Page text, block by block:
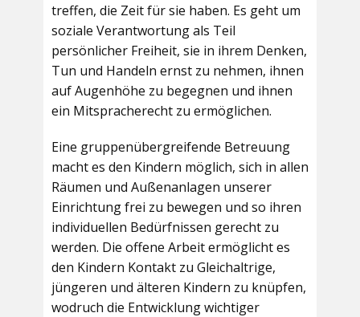
treffen, die Zeit für sie haben. Es geht um
soziale Verantwortung als Teil
persönlicher Freiheit, sie in ihrem Denken,
Tun und Handeln ernst zu nehmen, ihnen
auf Augenhöhe zu begegnen und ihnen
ein Mitspracherecht zu ermöglichen.
Eine gruppenübergreifende Betreuung
macht es den Kindern möglich, sich in allen
Räumen und Außenanlagen unserer
Einrichtung frei zu bewegen und so ihren
individuellen Bedürfnissen gerecht zu
werden. Die offene Arbeit ermöglicht es
den Kindern Kontakt zu Gleichaltrige,
jüngeren und älteren Kindern zu knüpfen,
wodruch die Entwicklung wichtiger